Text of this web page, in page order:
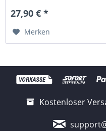
27,90 € *
Merken
Kostenloser